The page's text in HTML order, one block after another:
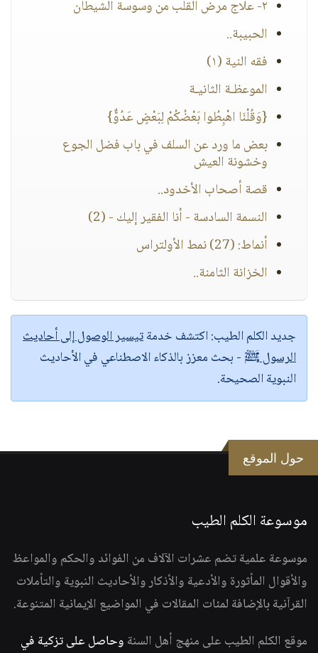
٢- علاج مرض القلب من وسوسة الشيطان
الحبيبة..
فقه النية (١)
الموعظـة الثانيـة
{وَقُلْنَا اهْبِطُوا بَعْضُكُمْ لِبَعْضٍ عَدُوٌّ}
بعض ما ورد عن السلف في باب فضل الجوع
وخشونة العيش
قصة أصحاب الأخدود..
النسمة السادسة - أنا الفقير إليك - (2)
أنماط: (27) نمط الأولتراس
الخزانة الثامنة..
جديد الكلم الطيب:اكتشف خدمةتيسير الوصول إلى أحاديث
الرسول ﷺ - بحث معزز بالذكاء الاصطناعي في الأحاديث
النبوية الصحيحة.
حول الموقع
موسوعة الكلم الطيب
موسوعة علمية تضم عشرات الآلاف من الفوائد والحكم والمواعظ
والأقوال المأثورة والأدعية والأذكار والأحاديث النبوية والتأملات
القرآنية بالإضافة لمئات المقالات في المواضيع الإيمانية المتنوعة.
موقع الكلم الطيب على منهج أهل السنة وحاصل على تزكية في